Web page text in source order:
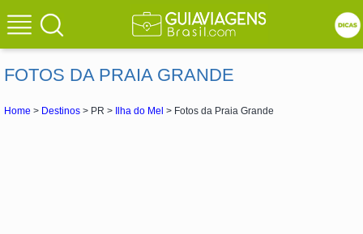
FOTOS DA PRAIA GRANDE
Home > Destinos > PR > Ilha do Mel > Fotos da Praia Grande